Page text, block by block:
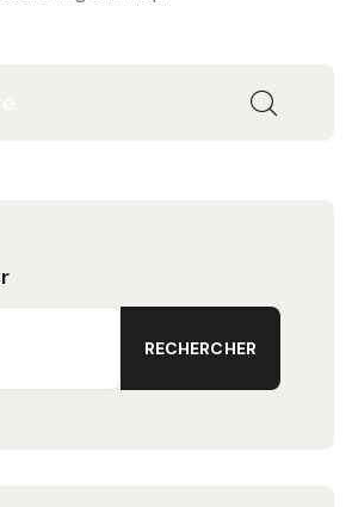
RECHERCHER